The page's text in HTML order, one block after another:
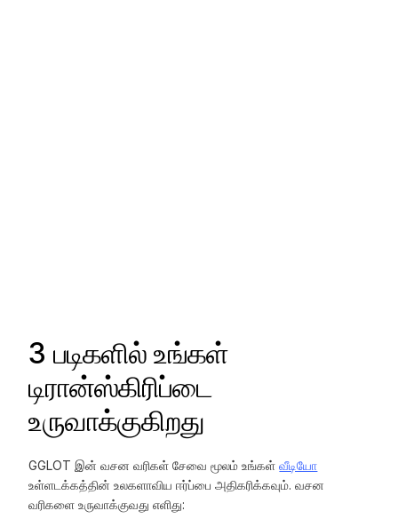
3 படிகளில் உங்கள்
டிரான்ஸ்கிரிப்டை
உருவாக்குகிறது
GGLOT இன் வசன வரிகள் சேவை மூலம் உங்கள்வீடியோ
உள்ளடக்கத்தின் உலகளாவிய ஈர்ப்பை அதிகரிக்கவும். வசன
வரிகளை உருவாக்குவது எளிது: